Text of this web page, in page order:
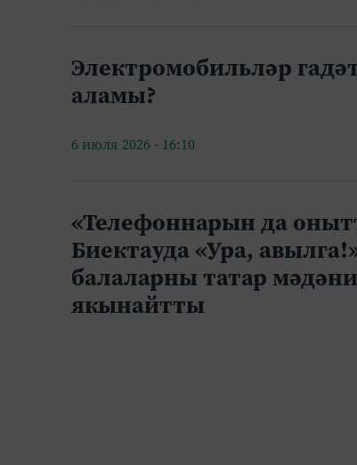
Электромобильләр
аламы?
6 июля 2026 - 16:10
«Телефоннарын да
Биектауда «Ура,
балаларны татар
якынайтты